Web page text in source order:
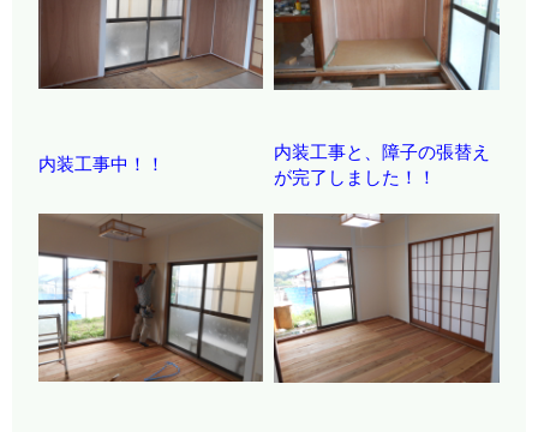
内装工事中！！
内装工事と、障子の張替え
が完了しました！！